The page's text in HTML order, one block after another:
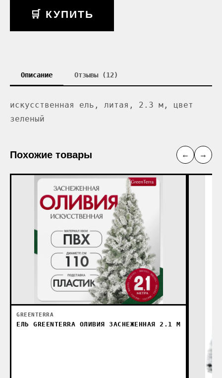
🛒 КУПИТЬ
Описание Отзывы (12)
искусственная ель, литая, 2.3 м, цвет
зеленый
Похожие товары ← →
GREENTERRA
ЕЛЬ GREENTERRA ОЛИВИЯ ЗАСНЕЖЕННАЯ 2.1 М